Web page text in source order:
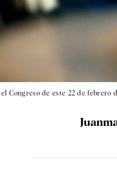
Congreso de este 22 de febrero